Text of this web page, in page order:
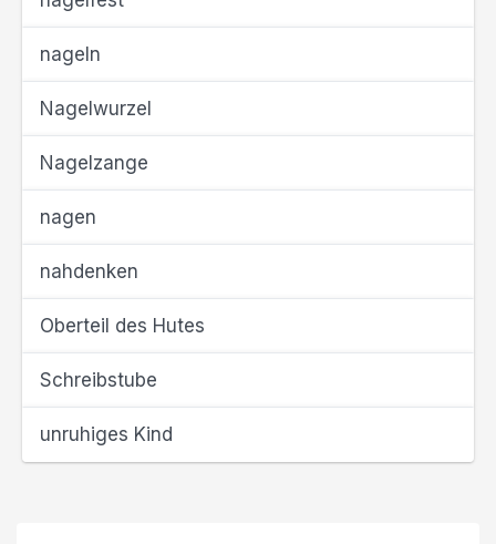
nageln
Nagelwurzel
Nagelzange
nagen
nahdenken
Oberteil des Hutes
Schreibstube
unruhiges Kind